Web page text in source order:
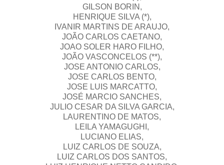
GILSON BORIN,
HENRIQUE SILVA (*),
IVANIR MARTINS DE ARAUJO,
JOÃO CARLOS CAETANO,
JOAO SOLER HARO FILHO,
JOÃO VASCONCELOS (**),
JOSE ANTONIO CARLOS,
JOSE CARLOS BENTO,
JOSE LUIS MARCATTO,
JOSÉ MARCIO SANCHES,
JULIO CESAR DA SILVA GARCIA,
LAURENTINO DE MATOS,
LEILA YAMAGUGHI,
LUCIANO ELIAS,
LUIZ CARLOS DE SOUZA,
LUIZ CARLOS DOS SANTOS,